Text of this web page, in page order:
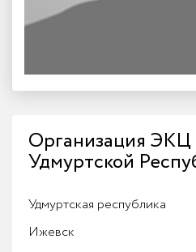
Организация
Удмуртской
Удмуртская республика
Ижевск